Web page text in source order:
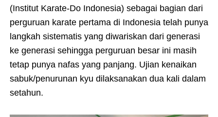
(Institut Karate-Do Indonesia) sebagai bagian dari
perguruan karate pertama di Indonesia telah punya
langkah sistematis yang diwariskan dari generasi
ke generasi sehingga perguruan besar ini masih
tetap punya nafas yang panjang. Ujian kenaikan
sabuk/penurunan kyu dilaksanakan dua kali dalam
setahun.